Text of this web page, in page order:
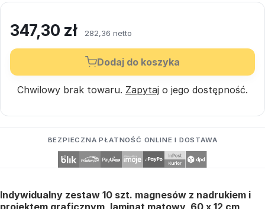
347,30 zł 282,36 netto
Dodaj do koszyka
Chwilowy brak towaru. Zapytaj o jego dostępność.
BEZPIECZNA PŁATNOŚĆ ONLINE I DOSTAWA
Indywidualny zestaw 10 szt. magnesów z nadrukiem i
projektem graficznym, laminat matowy, 60 x 12 cm